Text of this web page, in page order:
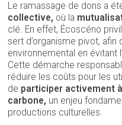
Le ramassage de dons a
collective, où la
clé. En effet, Écoscéno
sert d’organisme pivot, afin
environnemental en évitant
Cette démarche
réduire les coûts pour les
de participer activement
carbone, un enjeu
productions culturelles.